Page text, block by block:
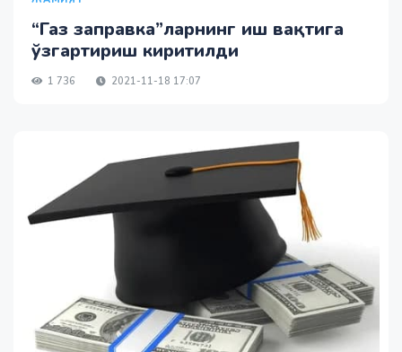
“Газ заправка”ларнинг иш вақтига
ўзгартириш киритилди
1 736 2021-11-18 17:07